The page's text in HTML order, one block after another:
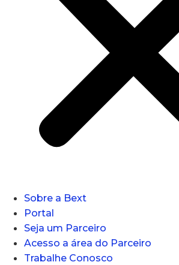
Sobre a Bext
Portal
Seja um Parceiro
Acesso a área do Parceiro
Trabalhe Conosco